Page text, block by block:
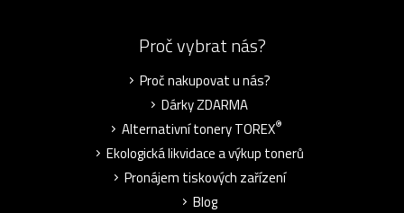
Proč vybrat nás?
Proč nakupovat u nás?
Dárky ZDARMA
Alternativní tonery TOREX®
Ekologická likvidace a výkup tonerů
Pronájem tiskových zařízení
Blog